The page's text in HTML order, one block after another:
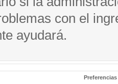
con el
ayudará.